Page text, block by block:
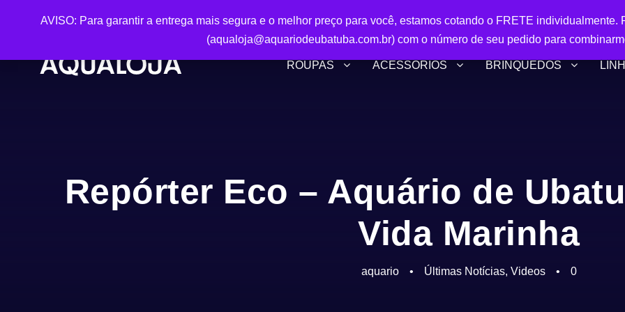
ROUPAS ACESSÓRIOS BRINQUEDOS
Repórter Eco – Aquário de
Vida Marinha
aquario • Últimas Notícias, Videos • 0
AVISO: Para garantir a entrega mais segura e o melhor preço para você, estamos cotando o FRETE
(aqualoja@aquariodeubatuba.com.br) com o número de seu pedido para